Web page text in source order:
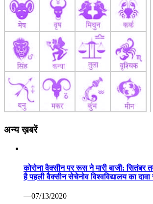
अन्य ख़बरें
कोरोना वैक्सीन पर रूस ने मारी बाजी:
है पहली वैक्सीन सेचेनोव विश्वविद्यालय का
—07/13/2020